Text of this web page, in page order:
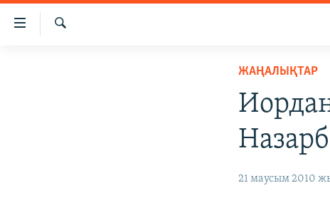
Accessibility
ЖАҢАЛЫҚТАР
21 маусым 2010